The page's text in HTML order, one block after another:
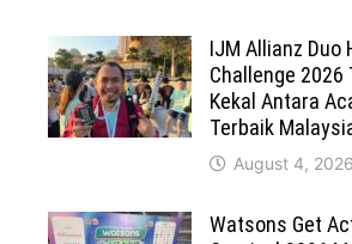
IJM Allianz Duo
Challenge 2026
Kekal Antara
Terbaik
August 4, 2026
Watsons Get